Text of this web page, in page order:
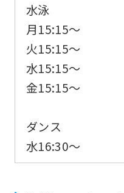
水泳
月15:15〜
火15:15〜
水15:15〜
金15:15〜
ダンス
水16:30〜